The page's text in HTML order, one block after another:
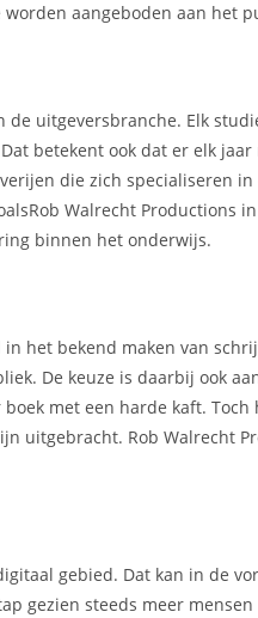
worden aangeboden aan het
uitgeversbranche. Elk
betekent ook dat er elk
die zich specialiseren
Walrecht Productions
binnen het onderwijs.
het bekend maken van
De keuze is daarbij ook
met een harde kaft.
uitgebracht. Rob Walrecht
gebied. Dat kan in de
gezien steeds meer